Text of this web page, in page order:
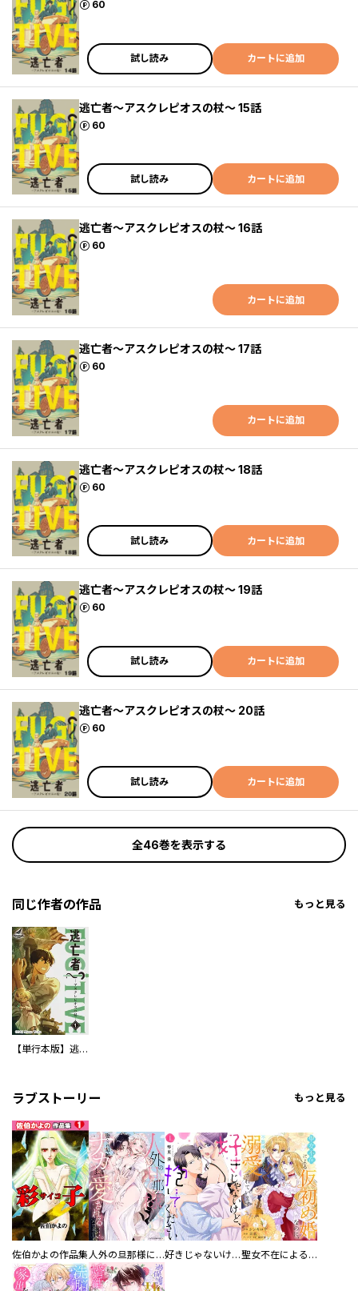
60
ポイント
試し読み カートに追加
逃亡者～アスクレピオスの杖～ 15話
60
ポイント
試し読み カートに追加
逃亡者～アスクレピオスの杖～ 16話
60
ポイント
カートに追加
逃亡者～アスクレピオスの杖～ 17話
60
ポイント
カートに追加
逃亡者～アスクレピオスの杖～ 18話
60
ポイント
試し読み カートに追加
逃亡者～アスクレピオスの杖～ 19話
60
ポイント
試し読み カートに追加
逃亡者～アスクレピオスの杖～ 20話
60
ポイント
試し読み カートに追加
全46巻を表示する
同じ作者の作品 もっと見る
【単行本版】逃亡者～アスクレピオスの杖～
ラブストーリー もっと見る
佐伯かよの作品集 人外の旦那様に娶られ毎晩ナカまで愛される…。アンソロジー 好きじゃないけど、抱いてください【電子単行本版／特典おまけ付き】 聖女不在による仮初め婚なのに、不器用な王太子に溺愛されています【電子単行本版／特典おまけ付き】